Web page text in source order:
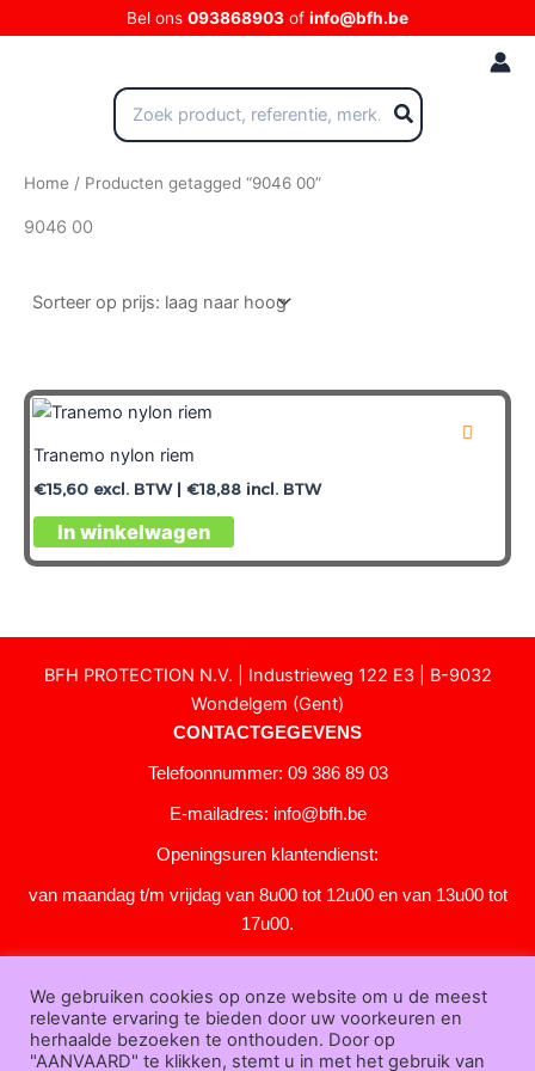
naar
Bel ons 093868903 of info@bfh.be
Zoeken
naar:
Home / Producten getagged “9046 00”
9046 00
Tranemo nylon riem
€15,60 excl. BTW | €18,88 incl. BTW
In winkelwagen
BFH PROTECTION N.V. | Industrieweg 122 E3 | B-9032
Wondelgem (Gent)
CONTACTGEGEVENS
Telefoonnummer: 09 386 89 03
E-mailadres: info@bfh.be
Openingsuren klantendienst:
van maandag t/m vrijdag van 8u00 tot 12u00 en van 13u00 tot
17u00.
KLANTENSERVICE
Over
ons|Bedrijfsgegevens|F.A.Q.|Bestelprocedure|Betaling|
We gebruiken cookies op onze website om u de meest
relevante ervaring te bieden door uw voorkeuren en
herhaalde bezoeken te onthouden. Door op
"AANVAARD" te klikken, stemt u in met het gebruik van